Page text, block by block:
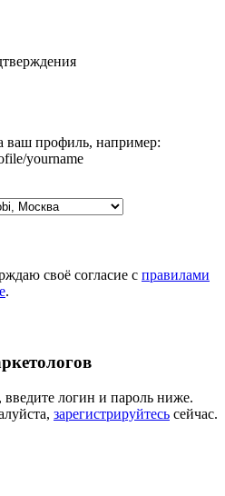
ваш профиль, например:
yourname
своё согласие с правилами
.
введите логин и пароль ниже.
зарегистрируйтесь сейчас.